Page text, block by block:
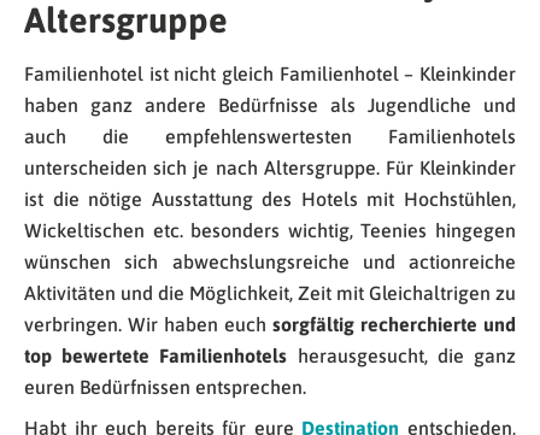
Altersgruppe
Familienhotel ist nicht gleich Familienhotel – Kleinkinder
haben ganz andere Bedürfnisse als Jugendliche und
auch die empfehlenswertesten Familienhotels
unterscheiden sich je nach Altersgruppe. Für Kleinkinder
ist die nötige Ausstattung des Hotels mit Hochstühlen,
Wickeltischen etc. besonders wichtig, Teenies hingegen
wünschen sich abwechslungsreiche und actionreiche
Aktivitäten und die Möglichkeit, Zeit mit Gleichaltrigen zu
verbringen. Wir haben euch sorgfältig recherchierte und
top bewertete Familienhotels herausgesucht, die ganz
euren Bedürfnissen entsprechen.
Habt ihr euch bereits für eure Destination entschieden,